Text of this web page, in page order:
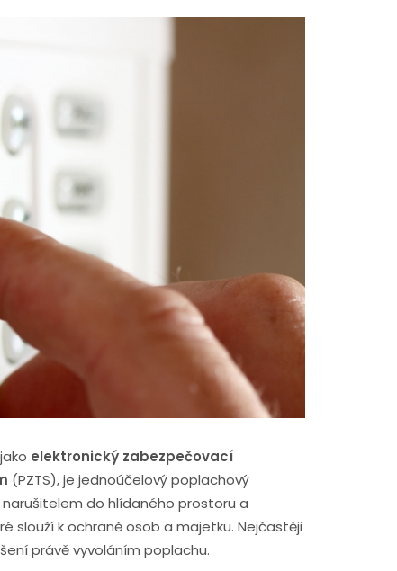
elektronický zabezpečovací
(PZTS), je jednoúčelový poplachový
do hlídaného prostoru a
slouží k ochraně osob a majetku. Nejčastěji
právě vyvoláním poplachu.